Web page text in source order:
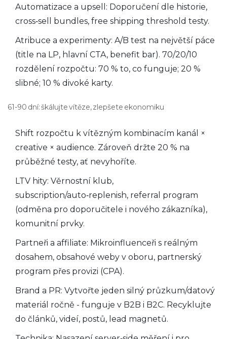
Automatizace a upsell: Doporučení dle historie,
cross‑sell bundles, free shipping threshold testy.
Atribuce a experimenty: A/B test na největší páce
(title na LP, hlavní CTA, benefit bar). 70/20/10
rozdělení rozpočtu: 70 % to, co funguje; 20 %
slibné; 10 % divoké karty.
61-90 dní: škálujte vítěze, zlepšete ekonomiku
Shift rozpočtu k vítězným kombinacím kanál ×
creative × audience. Zároveň držte 20 % na
průběžné testy, ať nevyhoříte.
LTV hity: Věrnostní klub,
subscription/auto‑replenish, referral program
(odměna pro doporučitele i nového zákazníka),
komunitní prvky.
Partneři a affiliate: Mikroinfluenceři s reálným
dosahem, obsahové weby v oboru, partnerský
program přes provizi (CPA).
Brand a PR: Vytvořte jeden silný průzkum/datový
materiál ročně - funguje v B2B i B2C. Recyklujte
do článků, videí, postů, lead magnetů.